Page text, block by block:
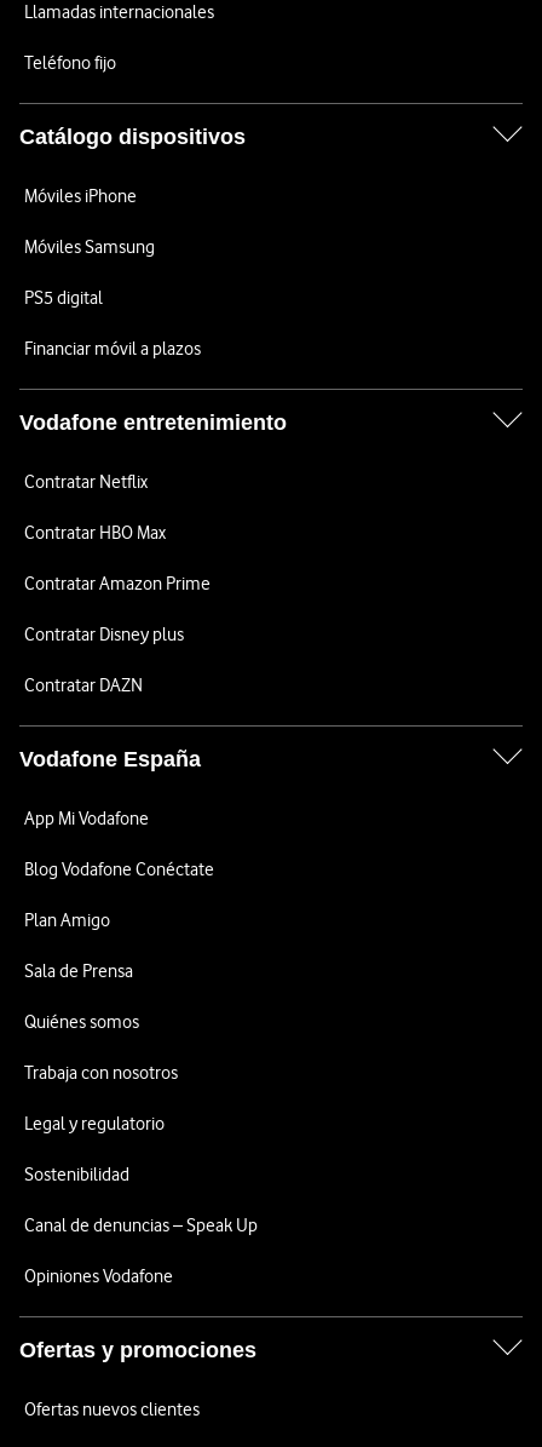
Llamadas internacionales
Teléfono fijo
Catálogo dispositivos
Móviles iPhone
Móviles Samsung
PS5 digital
Financiar móvil a plazos
Vodafone entretenimiento
Contratar Netflix
Contratar HBO Max
Contratar Amazon Prime
Contratar Disney plus
Contratar DAZN
Vodafone España
App Mi Vodafone
Blog Vodafone Conéctate
Plan Amigo
Sala de Prensa
Quiénes somos
Trabaja con nosotros
Legal y regulatorio
Sostenibilidad
Canal de denuncias – Speak Up
Opiniones Vodafone
Ofertas y promociones
Ofertas nuevos clientes